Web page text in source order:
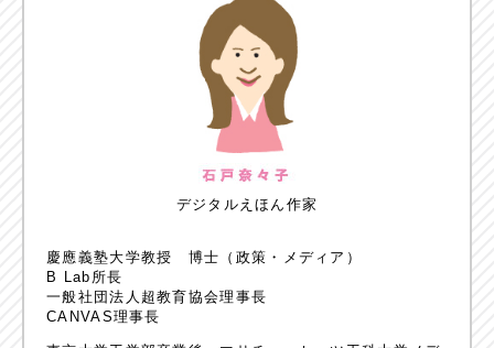
デジタルえほん作家
慶應義塾大学教授 博士（政策・メディア）
B Lab所長
一般社団法人超教育協会理事長
CANVAS理事長